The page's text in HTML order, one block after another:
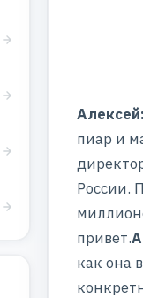
пиар и
России.
привет.
как она